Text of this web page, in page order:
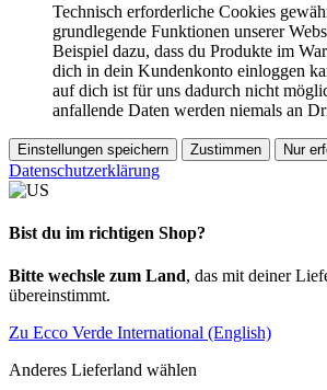
Technisch erforderliche Cookies
grundlegende Funktionen unserer
Beispiel dazu, dass du Produkte im
dich in dein Kundenkonto einloggen
auf dich ist für uns dadurch nicht
anfallende Daten werden niemals an
Einstellungen speichern Zustimmen Nur
Datenschutzerklärung
Bist du im richtigen Shop?
Bitte wechsle zum Land, das mit deiner
übereinstimmt.
Zu Ecco Verde International (English)
Anderes Lieferland wählen